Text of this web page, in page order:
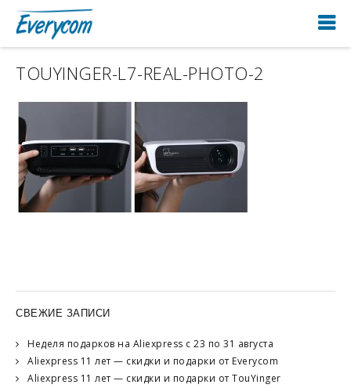
TOUYINGER-L7-REAL-PHOTO-2
СВЕЖИЕ ЗАПИСИ
Неделя подарков на Aliexpress с 23 по 31 августа
Aliexpress 11 лет — скидки и подарки от Everycom
Aliexpress 11 лет — скидки и подарки от TouYinger